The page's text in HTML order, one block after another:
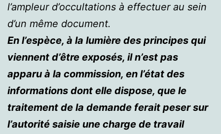
l’ampleur d’occultations à effectuer au sein
d’un même document.
En l’espèce, à la lumière des principes qui
viennent d’être exposés, il n’est pas
apparu à la commission, en l’état des
informations dont elle dispose, que le
traitement de la demande ferait peser sur
l’autorité saisie une charge de travail